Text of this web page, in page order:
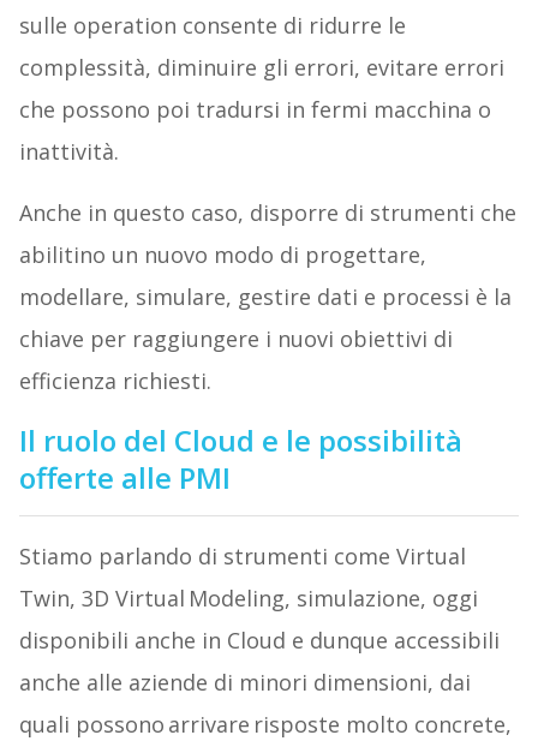
sulle operation consente di ridurre le
complessità, diminuire gli errori, evitare errori
che possono poi tradursi in fermi macchina o
inattività.
Anche in questo caso, disporre di strumenti che
abilitino un nuovo modo di progettare,
modellare, simulare, gestire dati e processi è la
chiave per raggiungere i nuovi obiettivi di
efficienza richiesti.
Il ruolo del Cloud e le possibilità
offerte alle PMI
Stiamo parlando di strumenti come Virtual
Twin, 3D Virtual Modeling, simulazione, oggi
disponibili anche in Cloud e dunque accessibili
anche alle aziende di minori dimensioni, dai
quali possono arrivare risposte molto concrete,